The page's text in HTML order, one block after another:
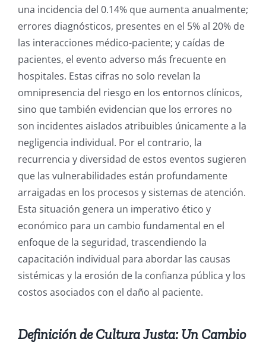
una incidencia del 0.14% que aumenta anualmente;
errores diagnósticos, presentes en el 5% al 20% de
las interacciones médico-paciente; y caídas de
pacientes, el evento adverso más frecuente en
hospitales. Estas cifras no solo revelan la
omnipresencia del riesgo en los entornos clínicos,
sino que también evidencian que los errores no
son incidentes aislados atribuibles únicamente a la
negligencia individual. Por el contrario, la
recurrencia y diversidad de estos eventos sugieren
que las vulnerabilidades están profundamente
arraigadas en los procesos y sistemas de atención.
Esta situación genera un imperativo ético y
económico para un cambio fundamental en el
enfoque de la seguridad, trascendiendo la
capacitación individual para abordar las causas
sistémicas y la erosión de la confianza pública y los
costos asociados con el daño al paciente.
Definición de Cultura Justa: Un Cambio